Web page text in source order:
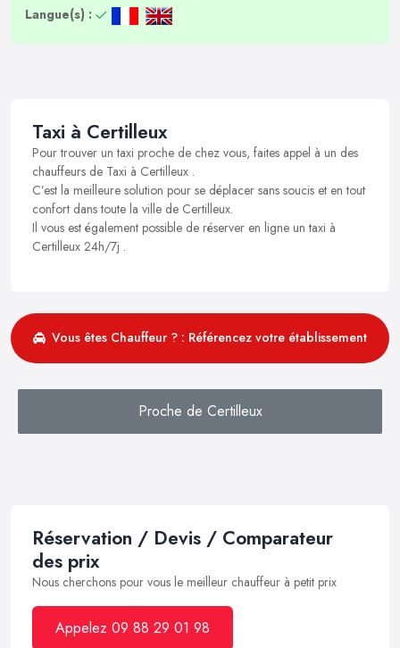
Langue(s) :
Taxi à Certilleux
Pour trouver un taxi proche de chez vous, faites appel à un des
chauffeurs de Taxi à Certilleux .
C’est la meilleure solution pour se déplacer sans soucis et en tout
confort dans toute la ville de Certilleux.
Il vous est également possible de réserver en ligne un taxi à
Certilleux 24h/7j .
Vous êtes Chauffeur ? : Référencez votre établissement
Proche de Certilleux
Réservation / Devis / Comparateur
des prix
Nous cherchons pour vous le meilleur chauffeur à petit prix
Appelez 09 88 29 01 98